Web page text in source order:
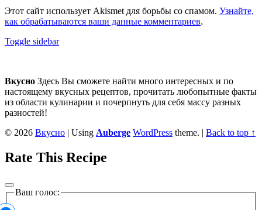
Этот сайт использует Akismet для борьбы со спамом. Узнайте,
как обрабатываются ваши данные комментариев.
Sidebar
Toggle sidebar
sidebar
Вкусно Здесь Вы сможете найти много интересных и по
настоящему вкусных рецептов, прочитать любопытные факты
из области кулинарии и почерпнуть для себя массу разных
разностей!
© 2026 Вкусно | Using Auberge WordPress theme. | Back to top ↑
Rate This Recipe
Ваш голос: